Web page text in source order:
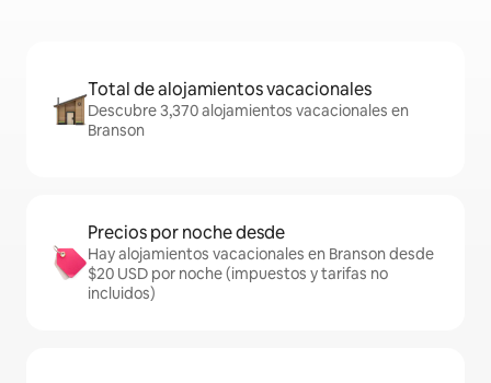
Total de alojamientos vacacionales
Descubre 3,370 alojamientos vacacionales en
Branson
Precios por noche desde
Hay alojamientos vacacionales en Branson desde
$20 USD por noche (impuestos y tarifas no
incluidos)